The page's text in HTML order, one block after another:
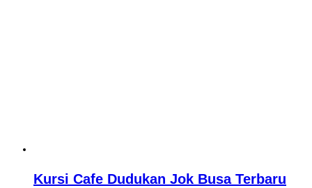
Kursi Cafe Dudukan Jok Busa Terbaru